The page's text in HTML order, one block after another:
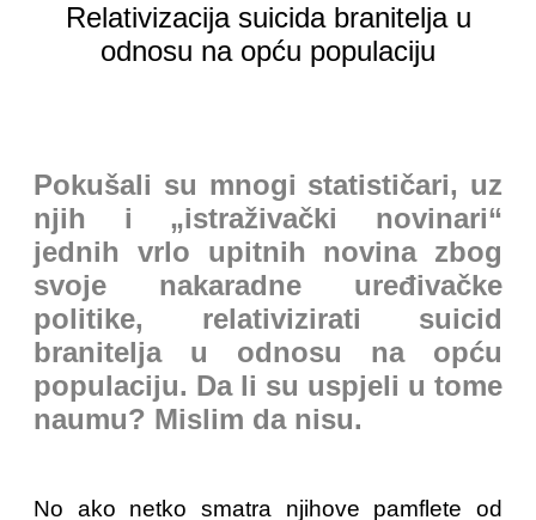
Relativizacija suicida branitelja u
odnosu na opću populaciju
Pokušali su mnogi statističari, uz
njih i „istraživački novinari“
jednih vrlo upitnih novina zbog
svoje nakaradne uređivačke
politike, relativizirati suicid
branitelja u odnosu na opću
populaciju. Da li su uspjeli u tome
naumu? Mislim da nisu.
No ako netko smatra njihove pamflete od